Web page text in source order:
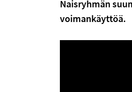
Naisryhmän
voimankäyttöä.